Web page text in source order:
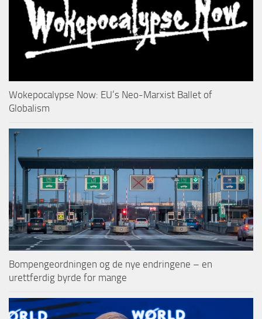
Wokepocalypse Now: EU’s Neo-Marxist Ballet of
Globalism
Bompengeordningen og de nye endringene – en
urettferdig byrde for mange